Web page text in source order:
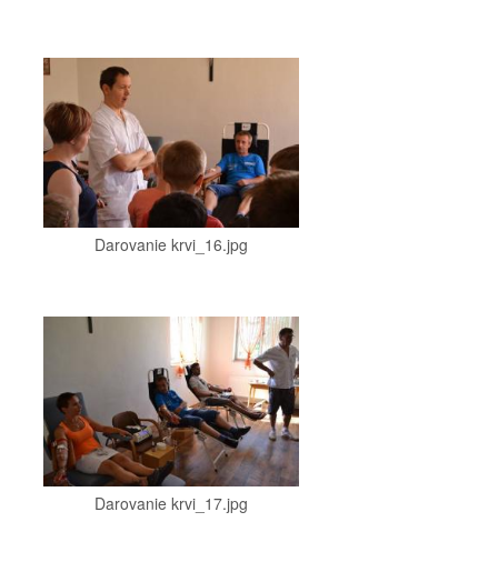
Darovanie krvi_16.jpg
Darovanie krvi_17.jpg